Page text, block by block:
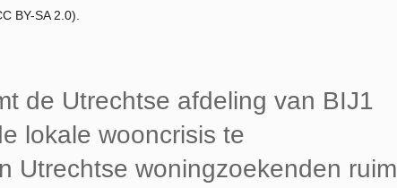
BY-SA 2.0).
de Utrechtse afdeling van BIJ1
lokale wooncrisis te
Utrechtse woningzoekenden ruim